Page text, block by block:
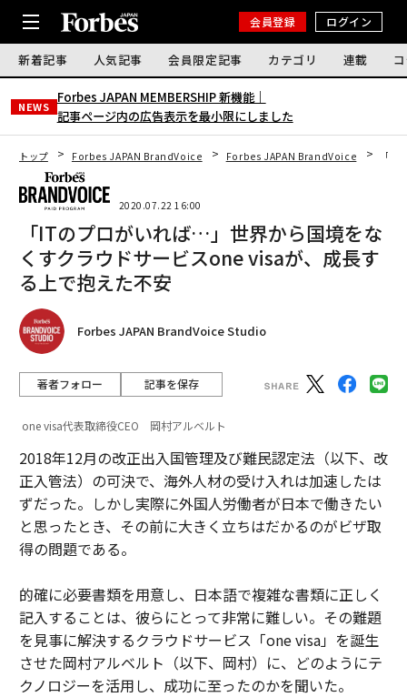
会員登録 ログイン
新着記事 人気記事 会員限定記事 カテゴリ 連載
NEWS
Forbes JAPAN MEMBERSHIP 新機能｜
記事ページ内の広告表示を最小限にしました
トップ Forbes JAPAN BrandVoice Forbes JAPAN BrandVoice 「IT
2020.07.22 16:00
「ITのプロがいれば…」世界から国境をな
くすクラウドサービスone visaが、成長す
る上で抱えた不安
Forbes JAPAN BrandVoice Studio
著者フォロー 記事を保存
one visa代表取締役CEO 岡村アルベルト
2018年12⽉の改正出入国管理及び難民認定法（以下、改
正入管法）の可決で、海外⼈材の受け⼊れは加速したは
ずだった。しかし実際に外国人労働者が日本で働きたい
と思ったとき、その前に大きく立ちはだかるのがビザ取
得の問題である。
的確に必要書類を用意し、日本語で複雑な書類に正しく
記入することは、彼らにとって非常に難しい。その難題
を見事に解決するクラウドサービス「one visa」を誕生
させた岡村アルベルト（以下、岡村）に、どのようにテ
クノロジーを活用し、成功に至ったのかを聞いた。